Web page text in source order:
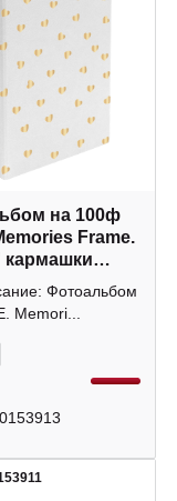
на 100ф
Frame.
Фотоальбом
Memori...